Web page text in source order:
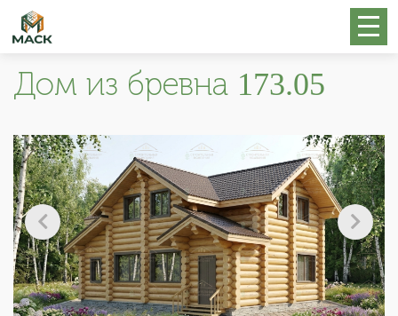
Дом из бревна 173.05